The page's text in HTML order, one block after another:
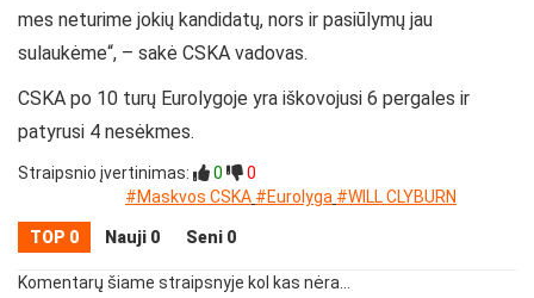
mes neturime jokių kandidatų, nors ir pasiūlymų jau
sulaukėme“, – sakė CSKA vadovas.
CSKA po 10 turų Eurolygoje yra iškovojusi 6 pergales ir
patyrusi 4 nesėkmes.
Straipsnio įvertinimas: 0
0
#Maskvos CSKA #Eurolyga #WILL CLYBURN
TOP 0 Nauji 0 Seni 0
Komentarų šiame straipsnyje kol kas nėra...